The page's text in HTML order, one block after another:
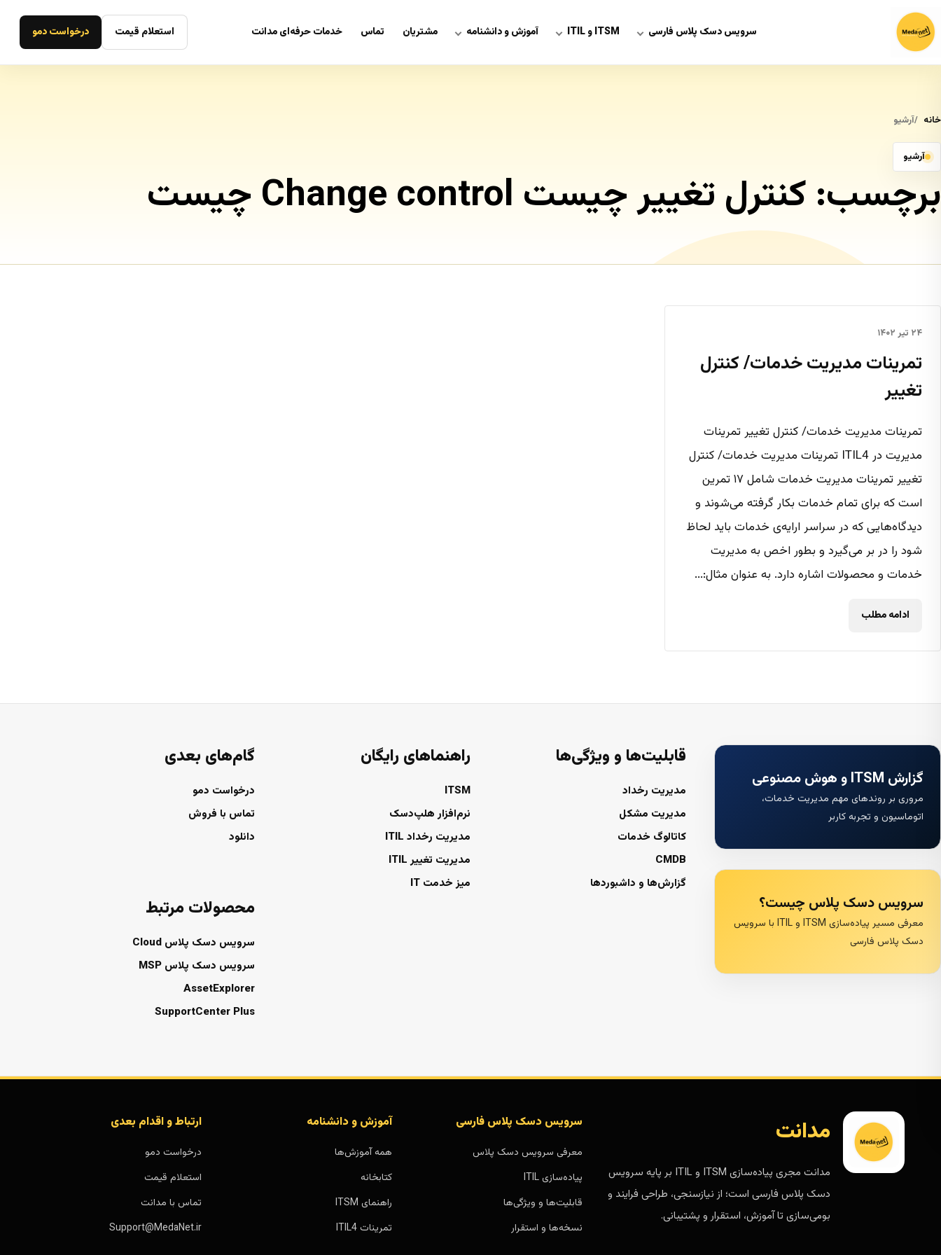
سرویس دسک پلاس فارسی ITSM و ITIL آموزش و دانشنامه مشتریان تماس خدمات حرفه‌ای مدانت استعلام قیمت درخواست دمو
خانه آرشیو
آرشیو
برچسب: کنترل تغییر چیست Change control چیست
۲۴ تیر ۱۴۰۲
تمرینات مدیریت خدمات/ کنترل
تغییر
تمرینات مدیریت خدمات/ کنترل تغییر تمرینات
مدیریت در ITIL4 تمرینات مدیریت خدمات/ کنترل
تغییر تمرینات مدیریت خدمات شامل ۱۷ تمرین
است که برای تمام خدمات بکار گرفته می‌شوند و
دیدگاه‌هایی که در سراسر ارایه‌ی خدمات باید لحاظ
شود را در بر می‌گیرد و بطور اخص به مدیریت
خدمات و محصولات اشاره دارد. به عنوان مثال:...
ادامه مطلب
گزارش ITSM و هوش مصنوعی
مروری بر روندهای مهم مدیریت خدمات،
اتوماسیون و تجربه کاربر
سرویس دسک پلاس چیست؟
معرفی مسیر پیاده‌سازی ITSM و ITIL با سرویس
دسک پلاس فارسی
قابلیت‌ها و ویژگی‌ها
مدیریت رخداد
مدیریت مشکل
کاتالوگ خدمات
CMDB
گزارش‌ها و داشبوردها
راهنماهای رایگان
ITSM
نرم‌افزار هلپ‌دسک
مدیریت رخداد ITIL
مدیریت تغییر ITIL
میز خدمت IT
گام‌های بعدی
درخواست دمو
تماس با فروش
دانلود
محصولات مرتبط
سرویس دسک پلاس Cloud
سرویس دسک پلاس MSP
AssetExplorer
SupportCenter Plus
مدانت
مدانت مجری پیاده‌سازی ITSM و ITIL بر پایه سرویس
دسک پلاس فارسی است؛ از نیازسنجی، طراحی فرایند و
بومی‌سازی تا آموزش، استقرار و پشتیبانی.
سرویس دسک پلاس فارسی
معرفی سرویس دسک پلاس
پیاده‌سازی ITIL
قابلیت‌ها و ویژگی‌ها
نسخه‌ها و استقرار
آموزش و دانشنامه
همه آموزش‌ها
کتابخانه
راهنمای ITSM
تمرینات ITIL4
ارتباط و اقدام بعدی
درخواست دمو
استعلام قیمت
تماس با مدانت
Support@MedaNet.ir